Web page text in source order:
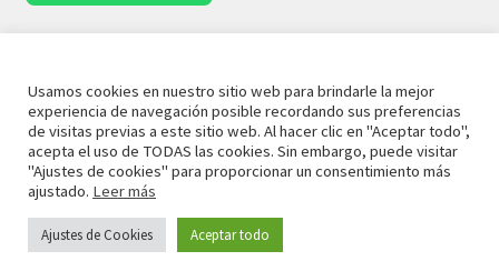
© 2021 La Casa CuriosaAviso Legal
Términos y
Condiciones
Política de Privacidad Política de Cookies
Usamos cookies en nuestro sitio web para brindarle la mejor
experiencia de navegación posible recordando sus preferencias
de visitas previas a este sitio web. Al hacer clic en "Aceptar todo",
acepta el uso de TODAS las cookies. Sin embargo, puede visitar
"Ajustes de cookies" para proporcionar un consentimiento más
ajustado. Leer más
Ajustes de Cookies Aceptar todo